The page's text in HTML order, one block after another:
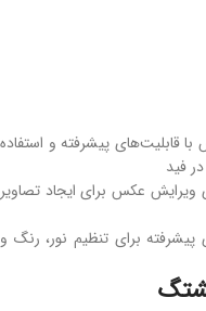
قابلیت‌های پیشرفته و استفاده
فید
ویرایش عکس برای ایجاد تصاویر
پیشرفته برای تنظیم نور، رنگ و